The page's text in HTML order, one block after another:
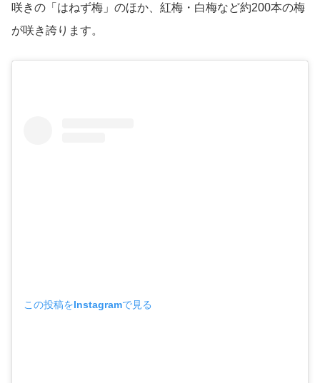
咲きの「はねず梅」のほか、紅梅・白梅など約200本の梅
が咲き誇ります。
この投稿をInstagramで見る